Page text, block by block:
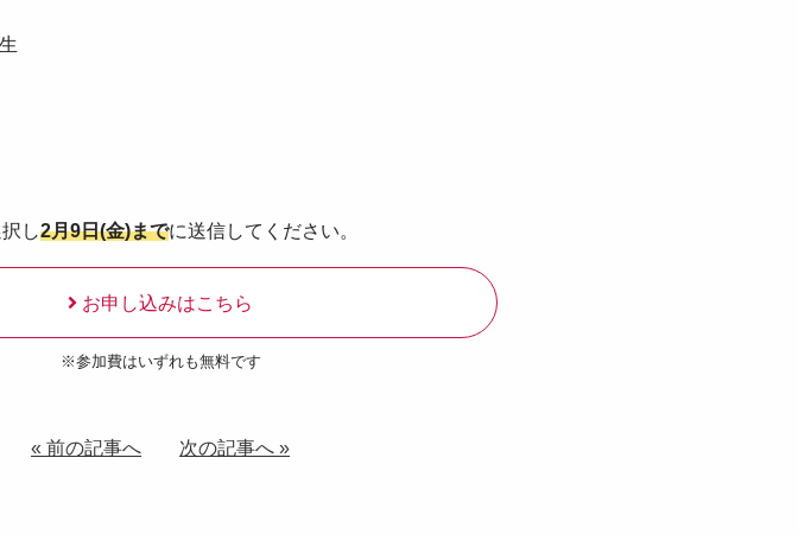
し2月9日(金)までに送信してください。
お申し込みはこちら
※参加費はいずれも無料です
« 前の記事へ 次の記事へ »